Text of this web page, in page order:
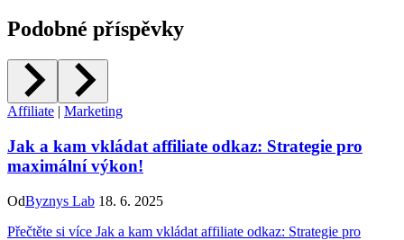
Podobné příspěvky
Affiliate | Marketing
Jak a kam vkládat affiliate odkaz: Strategie pro
maximální výkon!
OdByznys Lab 18. 6. 2025
Přečtěte si více Jak a kam vkládat affiliate odkaz: Strategie pro